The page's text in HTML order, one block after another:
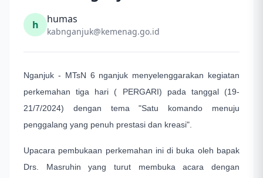
h humas
kabnganjuk@kemenag.go.id
Nganjuk - MTsN 6 nganjuk menyelenggarakan kegiatan
perkemahan tiga hari ( PERGARI) pada tanggal (19-
21/7/2024) dengan tema "Satu komando menuju
penggalang yang penuh prestasi dan kreasi".
Upacara pembukaan perkemahan ini di buka oleh bapak
Drs. Masruhin yang turut membuka acara dengan